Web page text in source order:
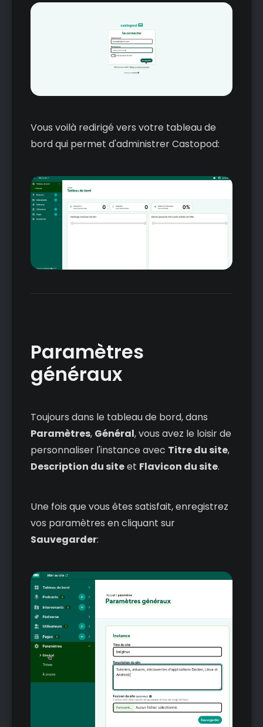
Vous voilà redirigé vers votre tableau de
bord qui permet d'administrer Castopod:
Paramètres
généraux
Toujours dans le tableau de bord, dans
Paramètres, Général, vous avez le loisir de
personnaliser l'instance avec Titre du site,
Description du siteet Flavicon du site.
Une fois que vous êtes satisfait, enregistrez
vos paramètres en cliquant sur
Sauvegarder: